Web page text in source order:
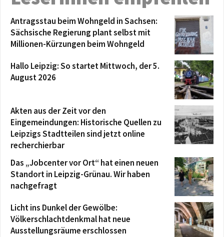
Antragsstau beim Wohngeld in Sachsen:
Sächsische Regierung plant selbst mit
Millionen-Kürzungen beim Wohngeld
Hallo Leipzig: So startet Mittwoch, der 5.
August 2026
Akten aus der Zeit vor den
Eingemeindungen: Historische Quellen zu
Leipzigs Stadtteilen sind jetzt online
recherchierbar
Das „Jobcenter vor Ort“ hat einen neuen
Standort in Leipzig-Grünau. Wir haben
nachgefragt
Licht ins Dunkel der Gewölbe:
Völkerschlachtdenkmal hat neue
Ausstellungsräume erschlossen